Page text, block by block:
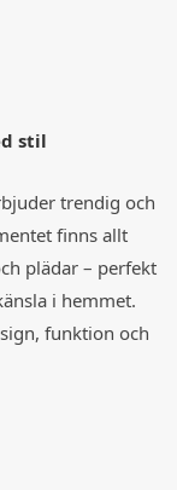
stil
trendig och
finns allt
plädar – perfekt
i hemmet.
funktion och